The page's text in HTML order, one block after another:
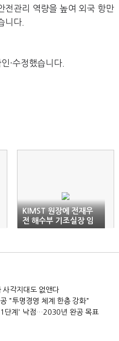
전관리 역량을 높여 외국 항만
니다.
·수정했습니다.
KIMST 원장에 전재우
전 해수부 기조실장 임
명
각지대도 없앤다
"투명경영 체계 한층 강화"
단계' 낙점…2030년 완공 목표